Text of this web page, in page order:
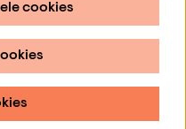
cookies